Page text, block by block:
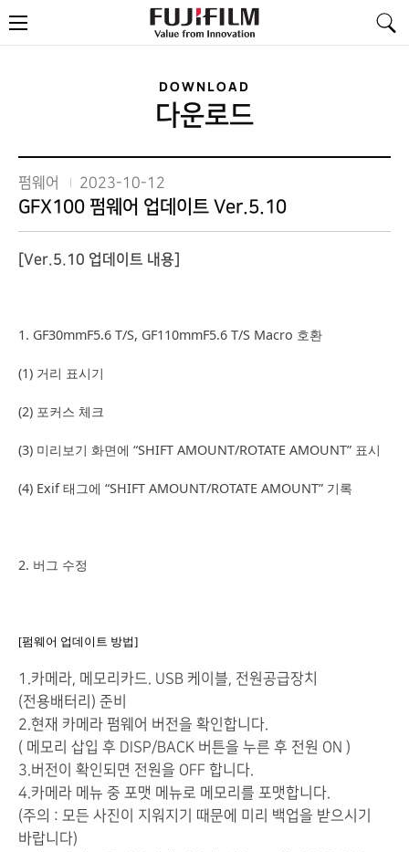
메
뉴
DOWNLOAD
다운로드
펌웨어 2023-10-12
GFX100 펌웨어 업데이트 Ver.5.10
[Ver.5.10 업데이트 내용]
1. GF30mmF5.6 T/S, GF110mmF5.6 T/S Macro 호환
(1) 거리 표시기
(2) 포커스 체크
(3) 미리보기 화면에 “SHIFT AMOUNT/ROTATE AMOUNT” 표시
(4) Exif 태그에 “SHIFT AMOUNT/ROTATE AMOUNT” 기록
2. 버그 수정
[펌웨어 업데이트 방법]
1.카메라, 메모리카드. USB 케이블, 전원공급장치
(전용배터리) 준비
2.현재 카메라 펌웨어 버전을 확인합니다.
( 메모리 삽입 후 DISP/BACK 버튼을 누른 후 전원 ON )
3.버전이 확인되면 전원을 OFF 합니다.
4.카메라 메뉴 중 포맷 메뉴로 메모리를 포맷합니다.
(주의 : 모든 사진이 지워지기 때문에 미리 백업을 받으시기
바랍니다)